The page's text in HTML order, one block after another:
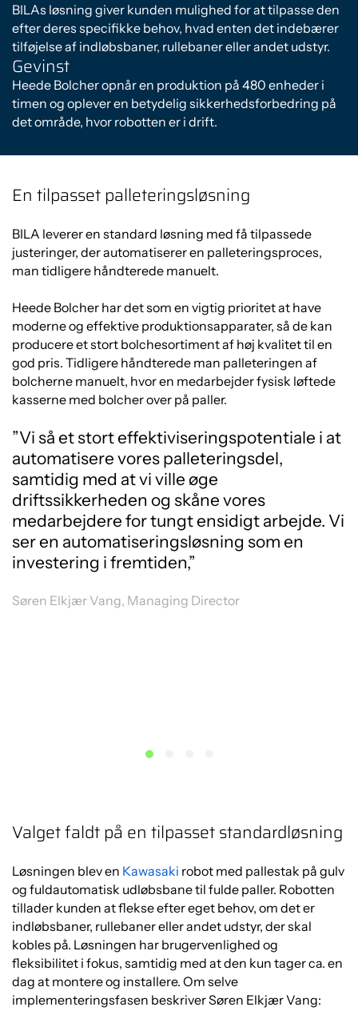
BILAs løsning giver kunden mulighed for at tilpasse den
efter deres specifikke behov, hvad enten det indebærer
tilføjelse af indløbsbaner, rullebaner eller andet udstyr.
Gevinst
Heede Bolcher opnår en produktion på 480 enheder i
timen og oplever en betydelig sikkerhedsforbedring på
det område, hvor robotten er i drift.
indholdet.Klik her
En tilpasset palleteringsløsning
BILA leverer en standard løsning med få tilpassede
justeringer, der automatiserer en palleteringsproces,
man tidligere håndterede manuelt.
Heede Bolcher har det som en vigtig prioritet at have
moderne og effektive produktionsapparater, så de kan
producere et stort bolchesortiment af høj kvalitet til en
god pris. Tidligere håndterede man palleteringen af
bolcherne manuelt, hvor en medarbejder fysisk løftede
kasserne med bolcher over på paller.
”Vi så et stort effektiviseringspotentiale i at
automatisere vores palleteringsdel,
samtidig med at vi ville øge
driftssikkerheden og skåne vores
medarbejdere for tungt ensidigt arbejde. Vi
ser en automatiseringsløsning som en
investering i fremtiden,”
Søren Elkjær Vang, Managing Director
Valget faldt på en tilpasset standardløsning
Løsningen blev en Kawasaki robot med pallestak på gulv
og fuldautomatisk udløbsbane til fulde paller. Robotten
tillader kunden at flekse efter eget behov, om det er
indløbsbaner, rullebaner eller andet udstyr, der skal
kobles på. Løsningen har brugervenlighed og
fleksibilitet i fokus, samtidig med at den kun tager ca. en
dag at montere og installere. Om selve
implementeringsfasen beskriver Søren Elkjær Vang: